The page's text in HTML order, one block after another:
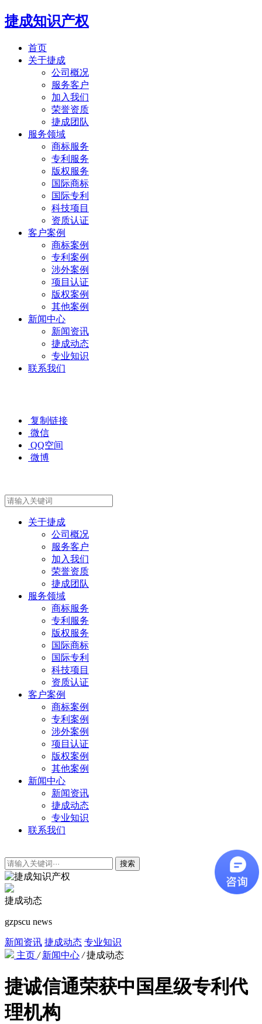
捷成知识产权
首页
关于捷成
公司概况
服务客户
加入我们
荣誉资质
捷成团队
服务领域
商标服务
专利服务
版权服务
国际商标
国际专利
科技项目
资质认证
客户案例
商标案例
专利案例
涉外案例
项目认证
版权案例
其他案例
新闻中心
新闻资讯
捷成动态
专业知识
联系我们
复制链接
微信
QQ空间
微博
关于捷成
公司概况
服务客户
加入我们
荣誉资质
捷成团队
服务领域
商标服务
专利服务
版权服务
国际商标
国际专利
科技项目
资质认证
客户案例
商标案例
专利案例
涉外案例
项目认证
版权案例
其他案例
新闻中心
新闻资讯
捷成动态
专业知识
联系我们
搜索
捷成动态
gzpscu news
新闻资讯 捷成动态 专业知识
主页 / 新闻中心 / 捷成动态
捷诚信通荣获中国星级专利代
理机构